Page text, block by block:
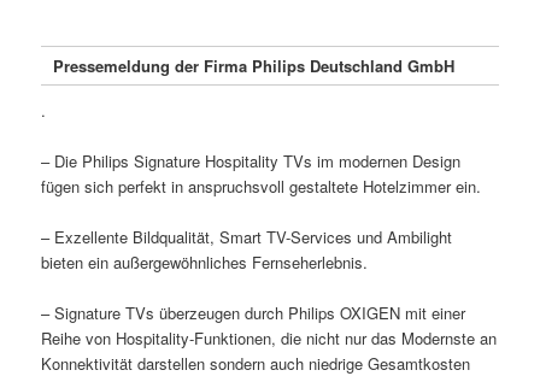
Pressemeldung der Firma Philips Deutschland GmbH
.
– Die Philips Signature Hospitality TVs im modernen Design
fügen sich perfekt in anspruchsvoll gestaltete Hotelzimmer ein.
– Exzellente Bildqualität, Smart TV-Services und Ambilight
bieten ein außergewöhnliches Fernseherlebnis.
– Signature TVs überzeugen durch Philips OXIGEN mit einer
Reihe von Hospitality-Funktionen, die nicht nur das Modernste an
Konnektivität darstellen sondern auch niedrige Gesamtkosten